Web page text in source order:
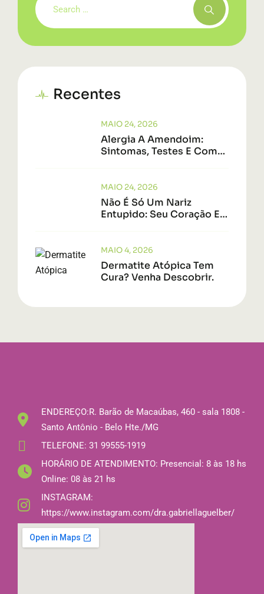
Recentes
Alergia A Amendoim:
Sintomas, Testes E Como
MAIO 24, 2026
Não É Só Um Nariz
Entupido: Seu Coração E
MAIO 24, 2026
Dermatite Atópica Tem
Cura? Venha Descobrir.
MAIO 4, 2026
ENDEREÇO:R. Barão de Macaúbas, 460 - sala 1808 -
Santo Antônio - Belo Hte./MG
TELEFONE: 31 99555-1919
HORÁRIO DE ATENDIMENTO: Presencial: 8 às 18 hs
Online: 08 às 21 hs
INSTAGRAM:
https://www.instagram.com/dra.gabriellaguelber/